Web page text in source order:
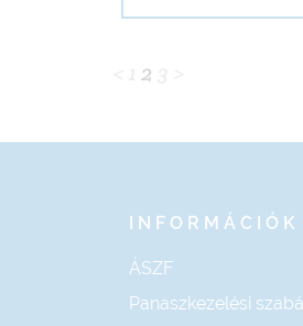
Bejegyzés
2
INFORMÁCIÓK
ÁSZF
Panaszkezelési